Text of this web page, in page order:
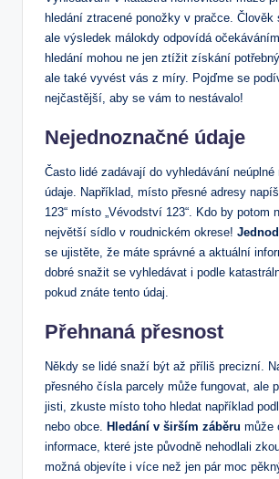
hledání ztracené ponožky v pračce.
ale výsledek málokdy odpovídá
hledání mohou ne jen ztížit získání
ale také vyvést vás z míry. Pojďme se
nejčastější, aby se vám to nestávalo!
Nejednoznačné údaje
Často lidé zadávají do vyhledávání neúplné
údaje. Například, místo přesné adresy
123“ místo „Vévodství 123“. Kdo by potom
největší sídlo v roudnickém okrese!
se ujistěte, že máte správné a aktuální
dobré snažit se vyhledávat i podle
pokud znáte tento údaj.
Přehnaná přesnost
Někdy se lidé snaží být až příliš precizní.
přesného čísla parcely může fungovat, ale
jisti, zkuste místo toho hledat například
nebo obce. Hledání v širším záběru může
informace, které jste původně nehodlali
možná objevíte i více než jen pár moc